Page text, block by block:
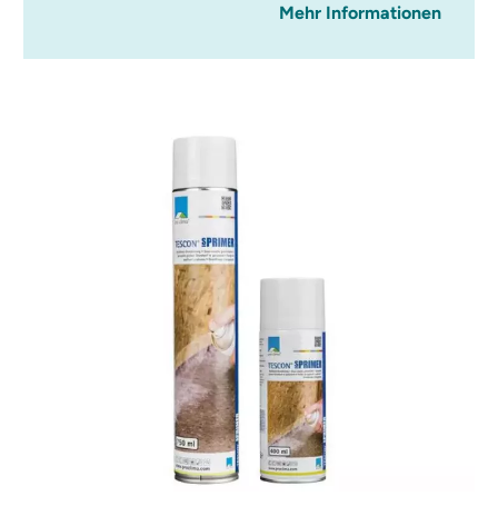
Mehr Informationen